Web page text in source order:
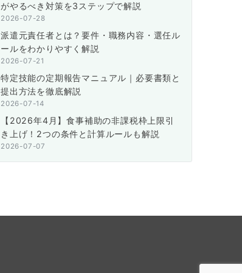
がやるべき対策を3ステップで解説
2026-07-28
派遣元責任者とは？要件・職務内容・選任ル
ールをわかりやすく解説
2026-07-21
特定技能の定期報告マニュアル｜必要書類と
提出方法を徹底解説
2026-07-14
【2026年4月】食事補助の非課税枠上限引
き上げ！2つの条件と計算ルールも解説
2026-07-07